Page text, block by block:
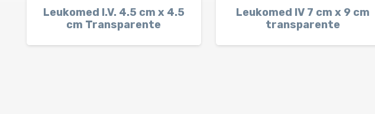
Leukomed I.V. 4.5 cm x 4.5
cm Transparente
Leukomed IV 7 cm x 9 cm
transparente